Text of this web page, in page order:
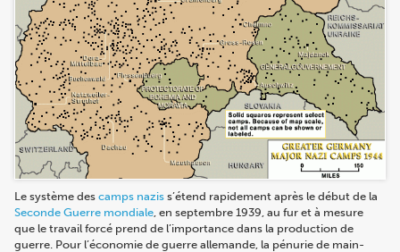
Le système des camps nazis s’étend rapidement après le début de la
Seconde Guerre mondiale , en septembre 1939, au fur et à mesure
que le travail forcé prend de l’importance dans la production de
guerre. Pour l’économie de guerre allemande, la pénurie de main-